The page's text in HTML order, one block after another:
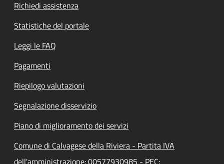
Richiedi assistenza
Statistiche del portale
Leggi le FAQ
Pagamenti
Riepilogo valutazioni
Segnalazione disservizio
Piano di miglioramento dei servizi
Comune di Calvagese della Riviera - Partita IVA
dell'amministrazione: 00577930985 - PEC: